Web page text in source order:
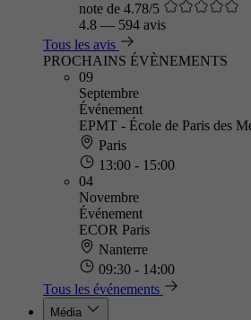
note de 4.78/5
4.8 — 594 avis
Tous les avis
PROCHAINS ÉVÈNEMENTS
09
Septembre
Événement
EPMT - École de Paris des
Paris
13:00 - 15:00
04
Novembre
Événement
ECOR Paris
Nanterre
09:30 - 14:00
Tous les événements
Média